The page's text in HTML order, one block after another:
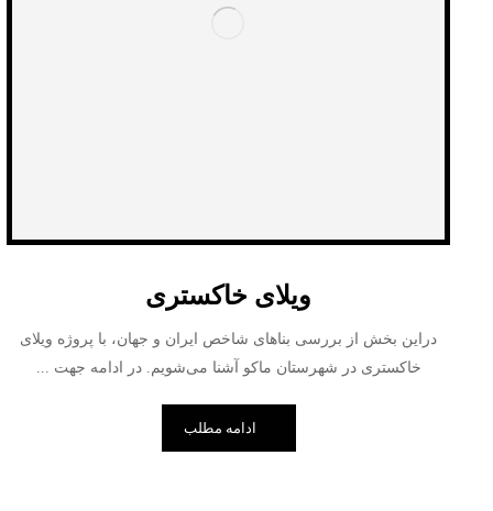
ویلای خاکستری
دراین بخش از بررسی بناهای شاخص ایران و جهان، با پروژه ویلای
خاکستری در شهرستان ماکو آشنا می‌شویم. در ادامه جهت ...
ادامه مطلب